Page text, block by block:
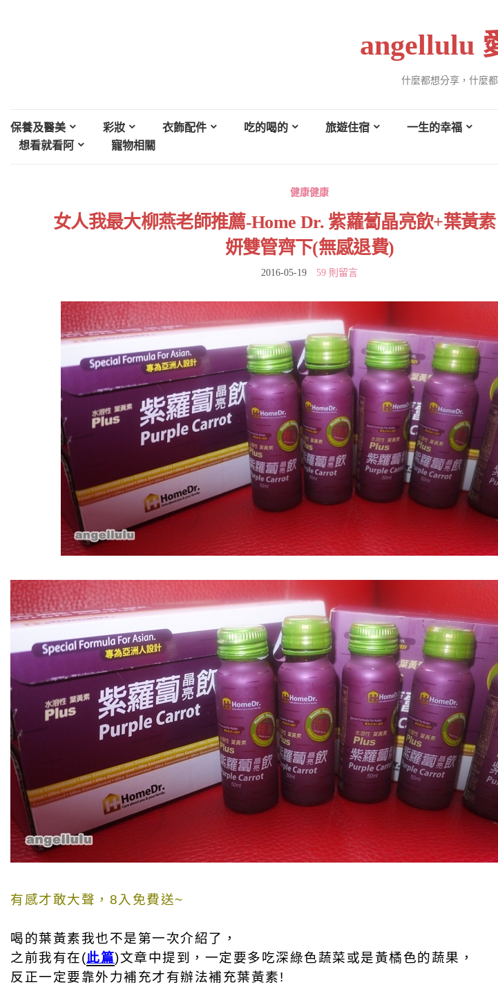
angellulu
什麼都想分享，什麼
保養及醫美 彩妝 衣飾配件 吃的喝的 旅遊住宿 一生的幸福
想看就看阿
寵物相關
健康健康
女人我最大柳燕老師推薦-Home Dr. 紫蘿蔔晶亮飲+葉黃
妍雙管齊下(無感退費)
2016-05-19 59 則留言
有感才敢大聲，8入免費送~
喝的葉黃素我也不是第一次介紹了，
之前我有在(此篇)文章中提到，一定要多吃深綠色蔬菜或是黃橘色的蔬果，
反正一定要靠外力補充才有辦法補充葉黃素!